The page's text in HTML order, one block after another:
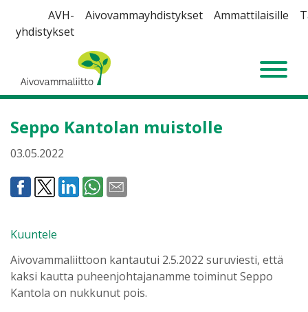
AVH-
yhdistykset
Aivovammayhdistykset Ammattilaisille
Aivovammaliitto
Seppo Kantolan muistolle
03.05.2022
Kuuntele
Aivovammaliittoon kantautui 2.5.2022 suruviesti, että
kaksi kautta puheenjohtajanamme toiminut Seppo
Kantola on nukkunut pois.